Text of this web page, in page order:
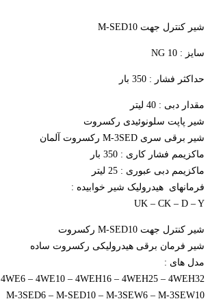
شیر کنترل جهت M-SED10
سایز : NG 10
حداکثر فشار : 350 بار
مقدار دبی : 40 لیتر
شیر پاپت سلونوئیدی رکسروت
شیر برقی سری M-3SED رکسروت آلمان
ماکزیمم فشار کاری : 350 بار
ماکزیمم دبی عبوری : 25 لیتر
فرمانهای هیدرولیک شیر خوابیده :
UK – CK – D – Y
شیر کنترل جهت M-SED10 رکسروت
شیر فرمان برقی هیدرولیکی رکسروت ساده
مدل های :
4WE6 – 4WE10 – 4WEH16 – 4WEH25 – 4WEH32
M-3SED6 – M-SED10 – M-3SEW6 – M-3SEW10